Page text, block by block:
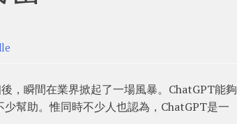
，瞬間在業界掀起了一場風暴。ChatGPT能夠
幫助。惟同時不少人也認為，ChatGPT是一